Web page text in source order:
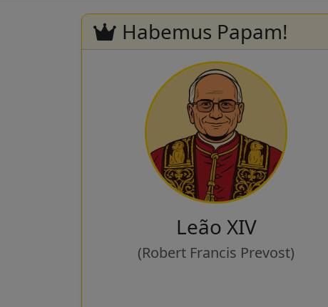
Habemus Papam!
Leão XIV
(Robert Francis Prevost)